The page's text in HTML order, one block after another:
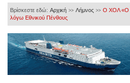
Βρίσκεστε εδώ: Αρχική >> Λήμνος >> Ο ΧΟΛ «Ο
λόγω Εθνικού Πένθους